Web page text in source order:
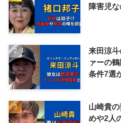
障害児
来田涼
ァーの
条件7選
山崎貴
めや2人